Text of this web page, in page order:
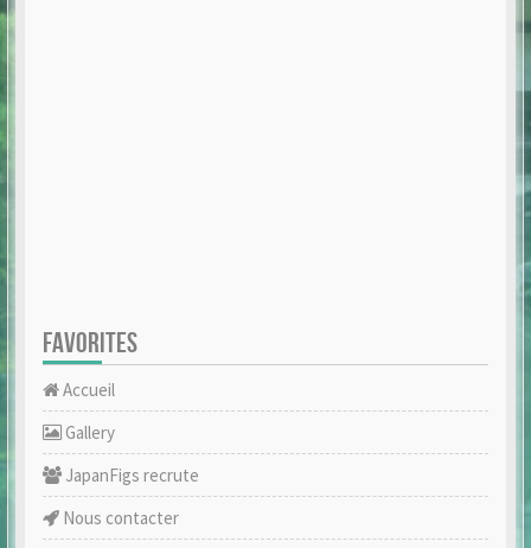
FAVORITES
Accueil
Gallery
JapanFigs recrute
Nous contacter